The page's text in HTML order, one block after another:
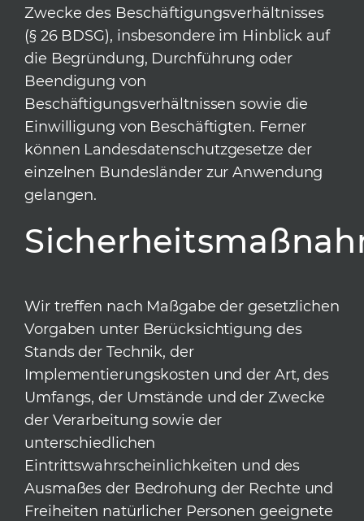
Zwecke des Beschäftigungsverhältnisses
(§ 26 BDSG), insbesondere im Hinblick auf
die Begründung, Durchführung oder
Beendigung von
Beschäftigungsverhältnissen sowie die
Einwilligung von Beschäftigten. Ferner
können Landesdatenschutzgesetze der
einzelnen Bundesländer zur Anwendung
gelangen.
Wir treffen nach Maßgabe der gesetzlichen
Vorgaben unter Berücksichtigung des
Stands der Technik, der
Implementierungskosten und der Art, des
Umfangs, der Umstände und der Zwecke
der Verarbeitung sowie der
unterschiedlichen
Eintrittswahrscheinlichkeiten und des
Ausmaßes der Bedrohung der Rechte und
Freiheiten natürlicher Personen geeignete